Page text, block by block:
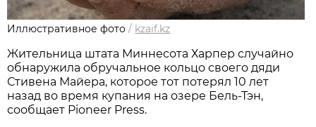
Иллюстративное фото / kzaif.kz
Жительница штата Миннесота Харпер случайно
обнаружила обручальное кольцо своего дяди
Стивена Майера, которое тот потерял 10 лет
назад во время купания на озере Бель-Тэн,
сообщает Pioneer Press.